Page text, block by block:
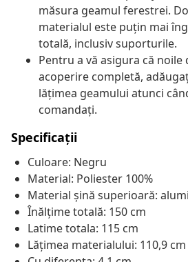
măsura geamul ferestrei.
materialul este puțin mai
totală, inclusiv suporturile.
Pentru a vă asigura că noile
acoperire completă,
lățimea geamului atunci
comandați.
Specificații
Culoare: Negru
Material: Poliester 100%
Material șină superioară:
Înălțime totală: 150 cm
Latime totala: 115 cm
Lățimea materialului: 110,9